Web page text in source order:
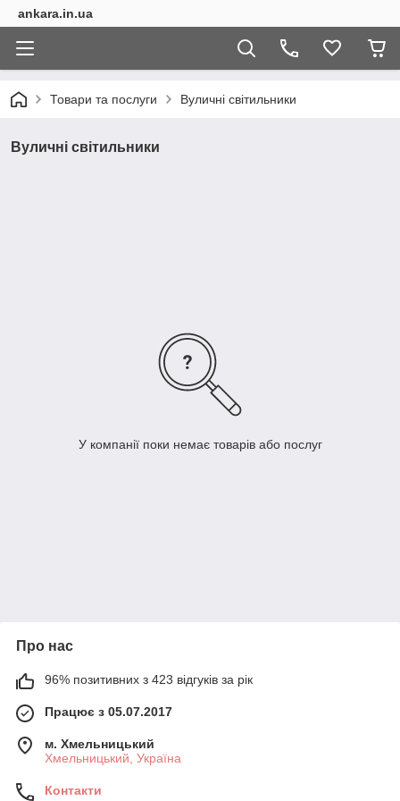
ankara.in.ua
Товари та послуги Вуличні світильники
Вуличні світильники
У компанії поки немає товарів або послуг
Про нас
96% позитивних з 423 відгуків за рік
Працює з 05.07.2017
м. Хмельницький
Хмельницький, Україна
Контакти